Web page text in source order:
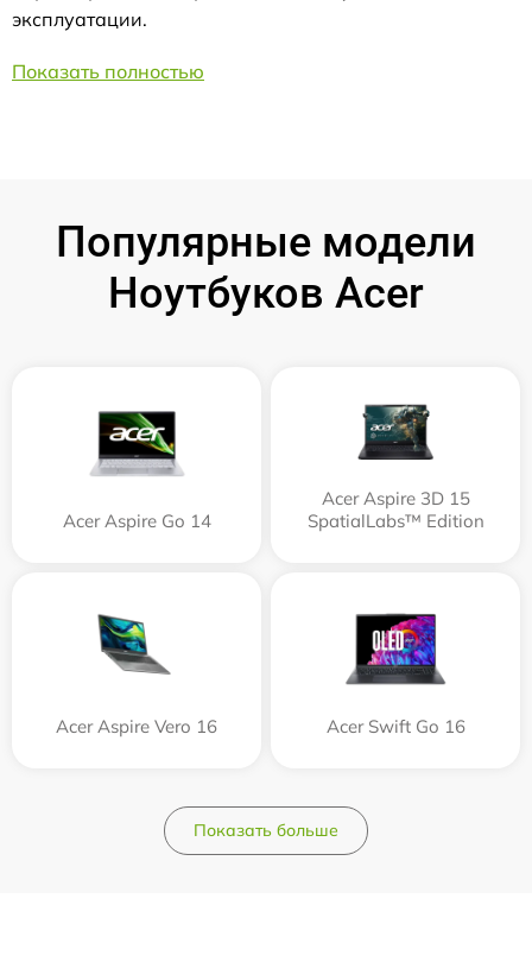
эксплуатации.
Показать полностью
Популярные модели
Ноутбуков Acer
Acer Aspire Go 14
Acer Aspire 3D 15
SpatialLabs™ Edition
Acer Aspire Vero 16 Acer Swift Go 16
Показать больше